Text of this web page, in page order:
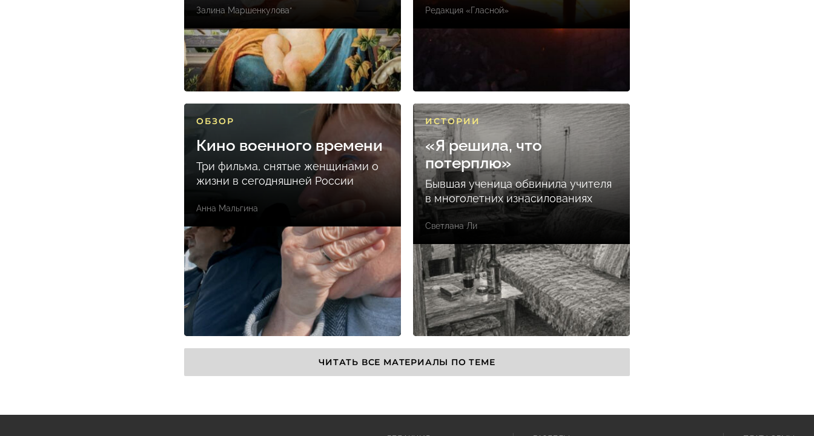
Залина Маршенкулова* Редакция «Гласной»
ОБЗОР
Кино военного времени
Три фильма, снятые женщинами о
жизни в сегодняшней России
Анна Мальгина
ИСТОРИИ
«Я решила, что
потерплю»
Бывшая ученица обвинила учителя
в многолетних изнасилованиях
Светлана Ли
ЧИТАТЬ ВСЕ МАТЕРИАЛЫ ПО ТЕМЕ